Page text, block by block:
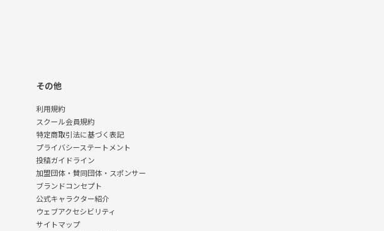
その他
利用規約
スクール会員規約
特定商取引法に基づく表記
プライバシーステートメント
投稿ガイドライン
加盟団体・賛同団体・スポンサー
ブランドコンセプト
公式キャラクター紹介
ウェブアクセシビリティ
サイトマップ